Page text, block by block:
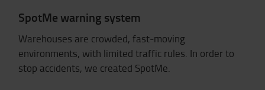
SpotMe warning system
Warehouses are crowded, fast-moving
environments, with limited traffic rules. In order to
stop accidents, we created SpotMe.